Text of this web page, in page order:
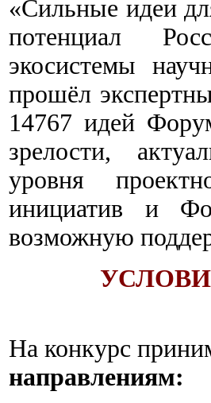
«Сильные идеи
потенциал
экосистемы
прошёл
14767 идей
зрелости,
уровня
инициатив и
возможную
На конкурс
направлениям: